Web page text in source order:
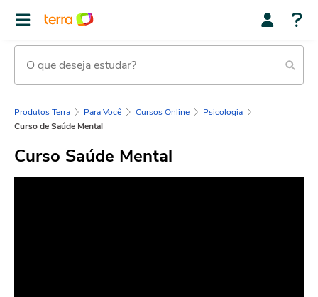
Produtos Terra Para Você Cursos Online
Psicologia
Curso de Saúde Mental
Curso Saúde Mental